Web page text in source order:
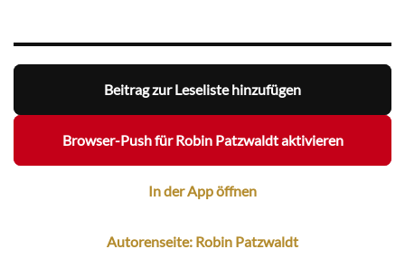
Beitrag zur Leseliste hinzufügen
Browser-Push für Robin Patzwaldt aktivieren
In der App öffnen
Autorenseite: Robin Patzwaldt